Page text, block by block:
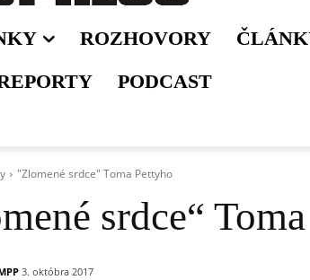
ROZHOVORY
PODCAST
"Zlomené srdce" Toma Pettyho
srdce“
3. októbra 2017